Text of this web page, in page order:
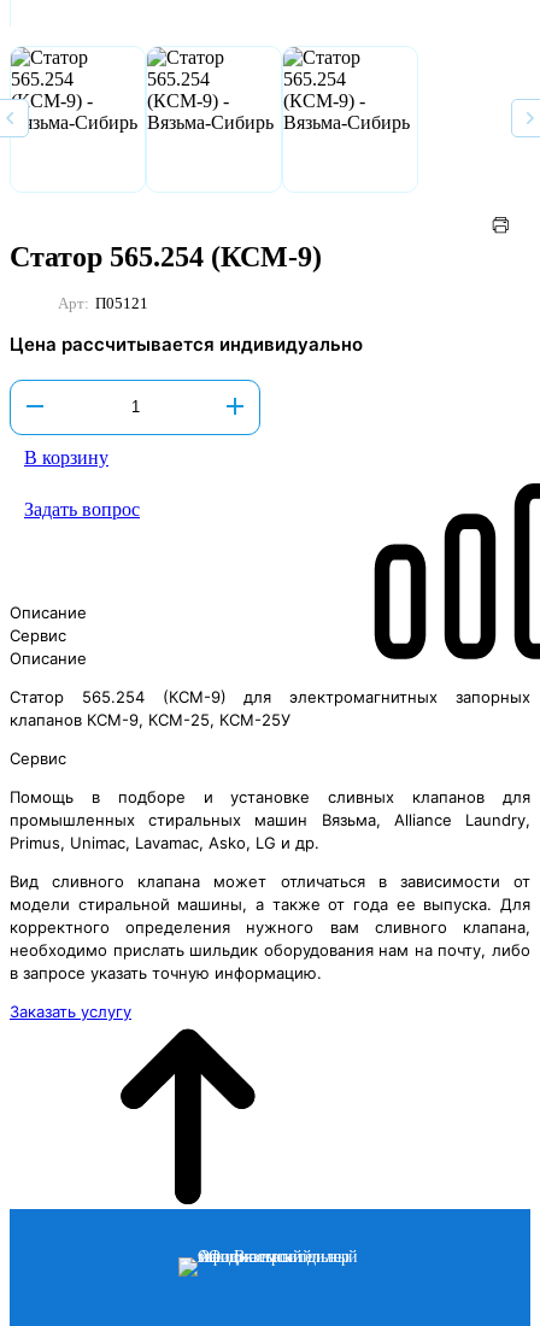
Статор 565.254 (КСМ-9)
Арт: П05121
Цена рассчитывается индивидуально
В корзину
Задать вопрос
Описание
Сервис
Описание
Статор 565.254 (КСМ-9) для электромагнитных запорных
клапанов КСМ-9, КСМ-25, КСМ-25У
Сервис
Помощь в подборе и установке сливных клапанов для
промышленных стиральных машин Вязьма, Alliance Laundry,
Primus, Unimac, Lavamac, Asko, LG и др.
Вид сливного клапана может отличаться в зависимости от
модели стиральной машины, а также от года ее выпуска. Для
корректного определения нужного вам сливного клапана,
необходимо прислать шильдик оборудования нам на почту, либо
в запросе указать точную информацию.
Заказать услугу